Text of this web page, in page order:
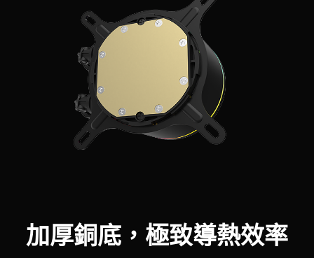
加厚銅底，極致導熱效率